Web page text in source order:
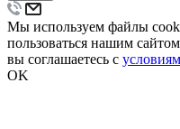
Мы используем файлы
пользоваться нашим
вы соглашаетесь с
OK